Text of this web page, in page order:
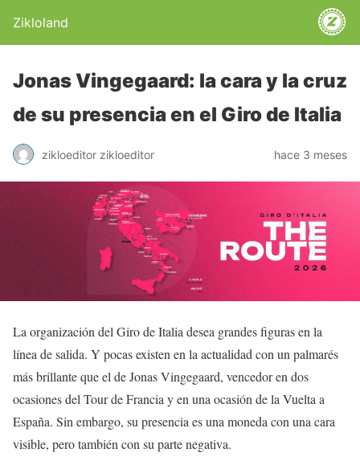
Zikloland
Jonas Vingegaard: la cara y la cruz
de su presencia en el Giro de Italia
zikloeditor zikloeditor hace 3 meses
La organización del Giro de Italia desea grandes figuras en la
línea de salida. Y pocas existen en la actualidad con un palmarés
más brillante que el de Jonas Vingegaard, vencedor en dos
ocasiones del Tour de Francia y en una ocasión de la Vuelta a
España. Sin embargo, su presencia es una moneda con una cara
visible, pero también con su parte negativa.